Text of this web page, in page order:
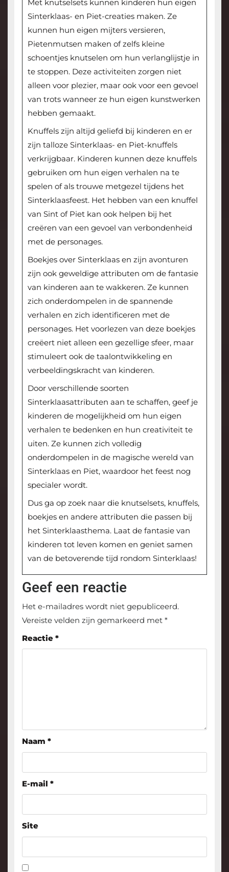
Met knutselsets kunnen kinderen hun eigen
Sinterklaas- en Piet-creaties maken. Ze
kunnen hun eigen mijters versieren,
Pietenmutsen maken of zelfs kleine
schoentjes knutselen om hun verlanglijstje in
te stoppen. Deze activiteiten zorgen niet
alleen voor plezier, maar ook voor een gevoel
van trots wanneer ze hun eigen kunstwerken
hebben gemaakt.
Knuffels zijn altijd geliefd bij kinderen en er
zijn talloze Sinterklaas- en Piet-knuffels
verkrijgbaar. Kinderen kunnen deze knuffels
gebruiken om hun eigen verhalen na te
spelen of als trouwe metgezel tijdens het
Sinterklaasfeest. Het hebben van een knuffel
van Sint of Piet kan ook helpen bij het
creëren van een gevoel van verbondenheid
met de personages.
Boekjes over Sinterklaas en zijn avonturen
zijn ook geweldige attributen om de fantasie
van kinderen aan te wakkeren. Ze kunnen
zich onderdompelen in de spannende
verhalen en zich identificeren met de
personages. Het voorlezen van deze boekjes
creëert niet alleen een gezellige sfeer, maar
stimuleert ook de taalontwikkeling en
verbeeldingskracht van kinderen.
Door verschillende soorten
Sinterklaasattributen aan te schaffen, geef je
kinderen de mogelijkheid om hun eigen
verhalen te bedenken en hun creativiteit te
uiten. Ze kunnen zich volledig
onderdompelen in de magische wereld van
Sinterklaas en Piet, waardoor het feest nog
specialer wordt.
Dus ga op zoek naar die knutselsets, knuffels,
boekjes en andere attributen die passen bij
het Sinterklaasthema. Laat de fantasie van
kinderen tot leven komen en geniet samen
van de betoverende tijd rondom Sinterklaas!
Geef een reactie
Het e-mailadres wordt niet gepubliceerd.
Vereiste velden zijn gemarkeerd met *
Reactie *
Naam *
E-mail *
Site